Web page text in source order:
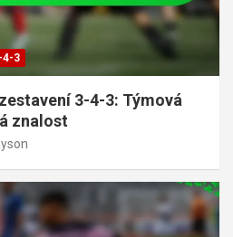
4-3
3-4-3: Týmová
znalost